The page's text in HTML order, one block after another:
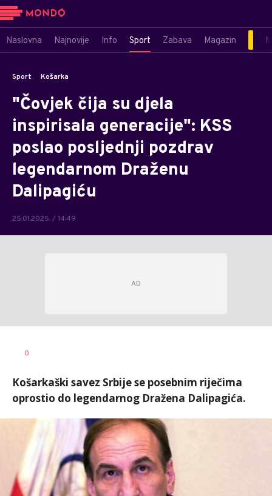
Naslovna Najnovije Info Sport Zabava Magazin
Sport Košarka
"Čovjek čija su djela
inspirisala generacije": KSS
poslao posljednji pozdrav
legendarnom Draženu
Dalipagiću
25.01.2025. / 14:49
0
Košarkaški savez Srbije se posebnim riječima
oprostio do legendarnog Dražena Dalipagića.